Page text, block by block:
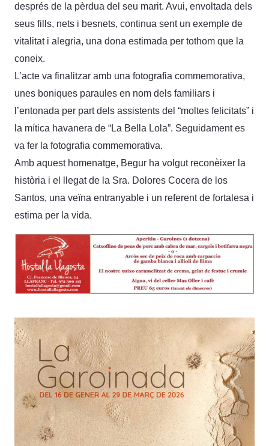
després de la pèrdua del seu marit. Avui, envoltada dels
seus fills, nets i besnets, continua sent un exemple de
vitalitat i alegria, una dona estimada per tothom que la
coneix.
L’acte va finalitzar amb una fotografia commemorativa,
unes boniques paraules en nom dels familiars i
l’entonada per part dels assistents del “moltes felicitats” i
la mítica havanera de “La Bella Lola”. Seguidament es
va fer la fotografia commemorativa.
Amb aquest homenatge, Begur ha volgut reconèixer la
història i el llegat de la Sra. Dolores Cocera de los
Santos, una veïna entranyable i un referent de fortalesa i
estima per la vida.